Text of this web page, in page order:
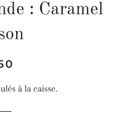
: Caramel
à la caisse.